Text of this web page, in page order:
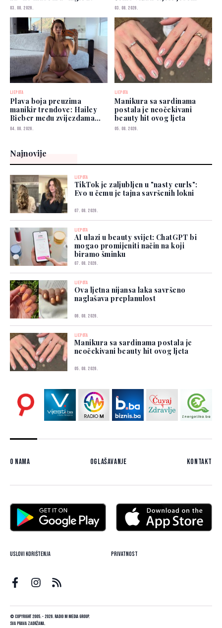
03. 08. 2026. 03. 08. 2026.
LJEPOTA
Plava boja preuzima
manikir trendove: Hailey
Bieber među zvijezdama
koje je već nose
04. 08. 2026.
LJEPOTA
Manikura sa sardinama
postala je neočekivani
beauty hit ovog ljeta
05. 08. 2026.
Najnovije
LJEPOTA
TikTok je zaljubljen u "nasty curls":
Evo u čemu je tajna savršenih lokni
07. 08. 2026.
LJEPOTA
AI ulazi u beauty svijet: ChatGPT bi
mogao promijeniti način na koji
biramo šminku
07. 08. 2026.
LJEPOTA
Ova ljetna nijansa laka savršeno
naglašava preplanulost
06. 08. 2026.
LJEPOTA
Manikura sa sardinama postala je
neočekivani beauty hit ovog ljeta
05. 08. 2026.
O nama Oglašavanje Kontakt
Uslovi korištenja Privatnost
© Copyright 2005. - 2026. Radio M Media Group.
Sva prava zadržana.